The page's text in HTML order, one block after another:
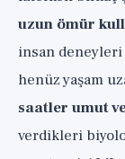
uzun ömür
insan
henüz yaşam
saatler umut
verdikleri